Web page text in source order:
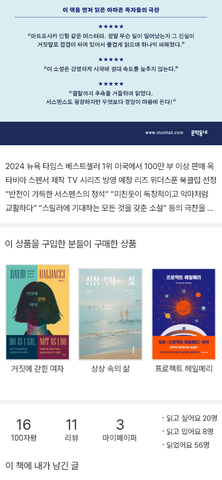
2024 뉴욕 타임스 베스트셀러 1위 미국에서 100만 부 이상 판매 옥
타비아 스펜서 제작 TV 시리즈 방영 예정 리즈 위더스푼 북클럽 선정
“반전이 가득한 서스펜스의 정석” “미친듯이 독창적이고 악마처럼
교활하다” “스릴러에 기대하는 모든 것을 갖춘 소설” 등의 극찬을 받
사진사로 일하다 글을 쓰기 시작한 작가 애슐리 엘스턴은 2013년 데
뷔작인 『사라지기의 법칙』이 국제 스릴러 어워드 YA 부문 최종 후보
에 오르며 성공적인 첫걸음을 내디뎠다. 『첫번째 거짓말이 중요하다』
는 엘스턴이 여러 권의 YA 소설을 출간하며 작가로서의 기반을 다진
뒤 성인을 대상으로 집필한 첫 소설로, 스미스 씨라는 미지의 인물 밑
에서 가짜 신원을 받아 임무를 수행하는 주인공이 은밀하고 치밀하게
새로운 미래를 위한 독자적인 작업을 실행해나가는 이야기를 그린다.
미스터리한 보스 스미스 씨와 영리하고 교활한 주인공의 지능적인 추
격전이 펼쳐지는 이 소설은 출간 전부터 화제를 모으며 억대 선인세
로 출판 계약이 성사되었고, 출간 첫해에는 미국에서만 100만 부 이
괄 프로듀서와 배우 옥타비아 스펜서가 제작하는 TV 시리즈 방영이
확정되어 드라마로도 만나볼 수 있게 되었다. 거짓말을 할 때는 가급
적 진실에 가까워야 한다. 불필요한 거짓말도 금물이다. 그리고 언제
라이언이 친구들을 집에 초대해 근사한 저녁식사를 함께하는 장면으
이 상품을 구입한 분들이 구매한 상품
거짓에 갇힌 여자 상상 속의 삶 프로젝트 헤일메리
16
100자평
11
리뷰
3
마이페이퍼
읽고 싶어요 20명
읽고 있어요 8명
읽었어요 56명
이 책에 내가 남긴 글